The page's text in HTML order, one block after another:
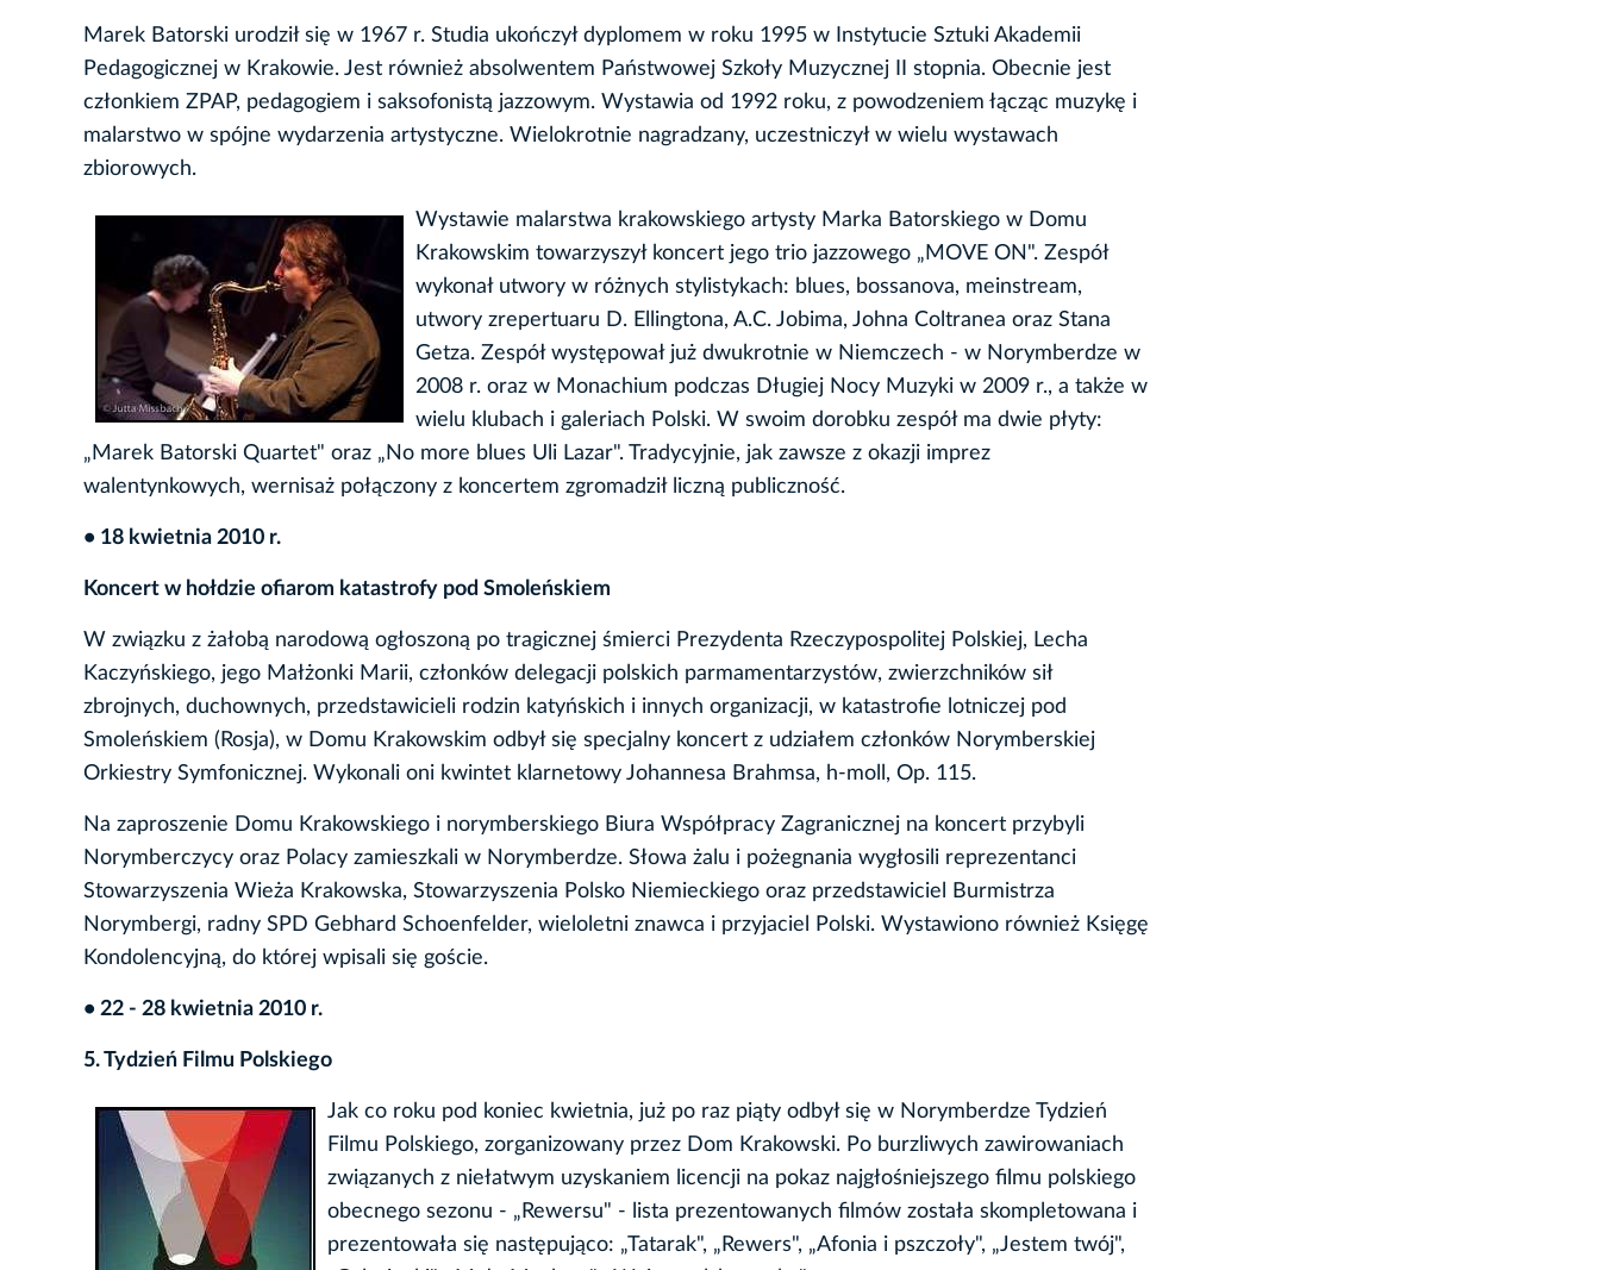
Marek Batorski urodził się w 1967 r. Studia ukończył dyplomem w roku 1995 w Instytucie Sztuki Akademii
Pedagogicznej w Krakowie. Jest również absolwentem Państwowej Szkoły Muzycznej II stopnia. Obecnie jest
członkiem ZPAP, pedagogiem i saksofonistą jazzowym. Wystawia od 1992 roku, z powodzeniem łącząc muzykę i
malarstwo w spójne wydarzenia artystyczne. Wielokrotnie nagradzany, uczestniczył w wielu wystawach
zbiorowych.
Wystawie malarstwa krakowskiego artysty Marka Batorskiego w Domu
Krakowskim towarzyszył koncert jego trio jazzowego „MOVE ON". Zespół
wykonał utwory w różnych stylistykach: blues, bossanova, meinstream,
utwory zrepertuaru D. Ellingtona, A.C. Jobima, Johna Coltranea oraz Stana
Getza. Zespół występował już dwukrotnie w Niemczech - w Norymberdze w
2008 r. oraz w Monachium podczas Długiej Nocy Muzyki w 2009 r., a także w
wielu klubach i galeriach Polski. W swoim dorobku zespół ma dwie płyty:
„Marek Batorski Quartet" oraz „No more blues Uli Lazar". Tradycyjnie, jak zawsze z okazji imprez
walentynkowych, wernisaż połączony z koncertem zgromadził liczną publiczność.
• 18 kwietnia 2010 r.
Koncert w hołdzie ofiarom katastrofy pod Smoleńskiem
W związku z żałobą narodową ogłoszoną po tragicznej śmierci Prezydenta Rzeczypospolitej Polskiej, Lecha
Kaczyńskiego, jego Małżonki Marii, członków delegacji polskich parmamentarzystów, zwierzchników sił
zbrojnych, duchownych, przedstawicieli rodzin katyńskich i innych organizacji, w katastrofie lotniczej pod
Smoleńskiem (Rosja), w Domu Krakowskim odbył się specjalny koncert z udziałem członków Norymberskiej
Orkiestry Symfonicznej. Wykonali oni kwintet klarnetowy Johannesa Brahmsa, h-moll, Op. 115.
Na zaproszenie Domu Krakowskiego i norymberskiego Biura Współpracy Zagranicznej na koncert przybyli
Norymberczycy oraz Polacy zamieszkali w Norymberdze. Słowa żalu i pożegnania wygłosili reprezentanci
Stowarzyszenia Wieża Krakowska, Stowarzyszenia Polsko Niemieckiego oraz przedstawiciel Burmistrza
Norymbergi, radny SPD Gebhard Schoenfelder, wieloletni znawca i przyjaciel Polski. Wystawiono również Księgę
Kondolencyjną, do której wpisali się goście.
• 22 - 28 kwietnia 2010 r.
5. Tydzień Filmu Polskiego
Jak co roku pod koniec kwietnia, już po raz piąty odbył się w Norymberdze Tydzień
Filmu Polskiego, zorganizowany przez Dom Krakowski. Po burzliwych zawirowaniach
związanych z niełatwym uzyskaniem licencji na pokaz najgłośniejszego filmu polskiego
obecnego sezonu - „Rewersu" - lista prezentowanych filmów została skompletowana i
prezentowała się następująco: „Tatarak", „Rewers", „Afonia i pszczoły", „Jestem twój",